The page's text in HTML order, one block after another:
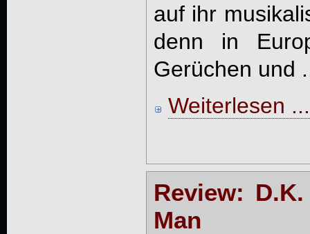
auf ihr
denn in
Gerüchen und
Weiterlesen ...
Review:
Man